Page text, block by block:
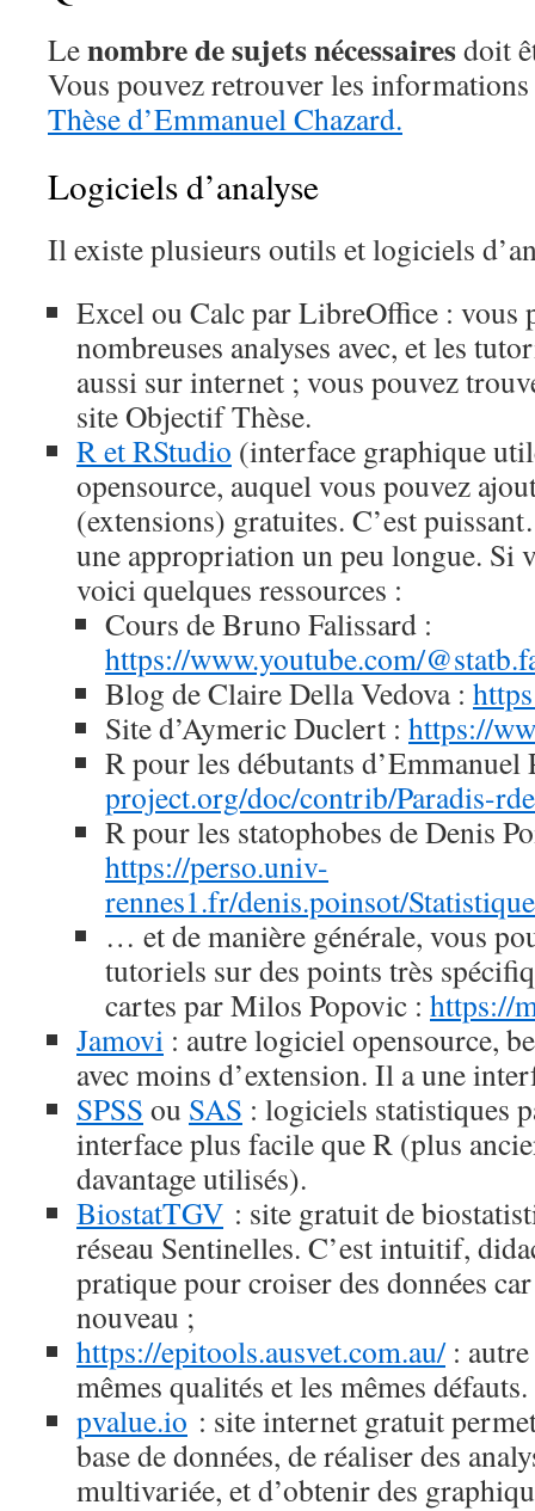
Lenombre de sujets nécessairesdoit
Vous pouvez retrouver les
Thèse d’Emmanuel Chazard.
Logiciels d’analyse
Il existe plusieurs outils et logiciels
Excel ou Calc par LibreOffice : vous
nombreuses analyses avec, et les
aussi sur internet ; vous pouvez
site Objectif Thèse.
R et RStudio (interface graphique
opensource, auquel vous pouvez
(extensions) gratuites. C’est
une appropriation un peu longue. Si
voici quelques ressources :
Cours de Bruno Falissard :
https://www.youtube.com/
Blog de Claire Della Vedova :
Site d’Aymeric Duclert : https://
R pour les débutants d’Emmanuel
project.org/doc/contrib/Paradis-
R pour les statophobes de Denis
https://perso.univ-
rennes1.fr/denis.poinsot/
… et de manière générale, vous
tutoriels sur des points très
cartes par Milos Popovic : https://
Jamovi : autre logiciel opensource,
avec moins d’extension. Il a une
SPSS ou SAS : logiciels statistiques
interface plus facile que R (plus
davantage utilisés).
BiostatTGV : site gratuit de
réseau Sentinelles. C’est intuitif,
pratique pour croiser des données
nouveau ;
https://epitools.ausvet.com.au/:
mêmes qualités et les mêmes défauts.
pvalue.io : site internet gratuit
base de données, de réaliser des
multivariée, et d’obtenir des